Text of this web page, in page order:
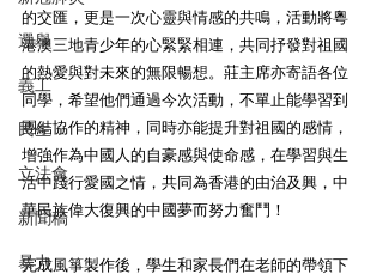
選舉
義工
民生
立法會
新聞稿
暴力
的交匯，更是一次心靈與情感的共鳴，活動將粵
港澳三地青少年的心緊緊相連，共同抒發對祖國
的熱愛與對未來的無限暢想。莊主席亦寄語各位
同學，希望他們通過今次活動，不單止能學習到
團結協作的精神，同時亦能提升對祖國的感情，
增強作為中國人的自豪感與使命感，在學習與生
活中踐行愛國之情，共同為香港的由治及興，中
華民族偉大復興的中國夢而努力奮鬥！
完成風箏製作後，學生和家長們在老師的帶領下